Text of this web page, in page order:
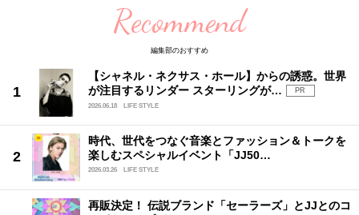
Recommend
編集部のおすすめ
【シャネル・ネクサス・ホール】からの誘惑。世界
が注目するリンダー スターリングが…
PR
2026.06.18
LIFE STYLE
時代、世代をつなぐ音楽とファッション＆トークを
楽しむスペシャルイベント「JJ50…
2026.03.26 LIFE STYLE
再販決定！ 伝説ブランド「セーラーズ」とJJとのコ